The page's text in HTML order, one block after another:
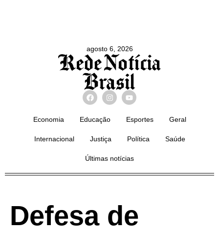
agosto 6, 2026
Economia Educação Esportes Geral
Internacional Justiça Política Saúde
Últimas notícias
Defesa de